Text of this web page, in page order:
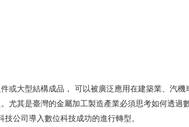
或大型結構成品， 可以被廣泛應用在建築業、汽
尤其是臺灣的金屬加工製造產業必須思考如何透過
公司導入數位科技成功的進行轉型。